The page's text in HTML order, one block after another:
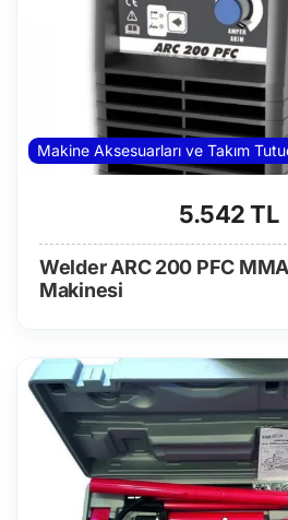
Makine Aksesuarları ve Takım
5.542 TL
Welder ARC 200 PFC
Makinesi